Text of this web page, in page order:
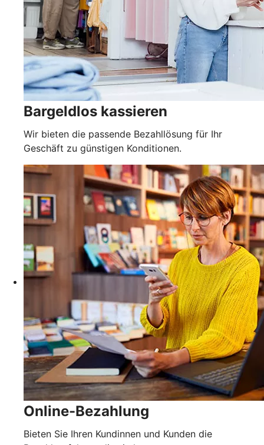
Bargeldlos kassieren
Wir bieten die passende Bezahllösung für Ihr
Geschäft zu günstigen Konditionen.
Online-Bezahlung
Bieten Sie Ihren Kundinnen und Kunden die